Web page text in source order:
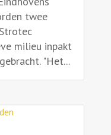
twee
milieu inpakt
"Het...